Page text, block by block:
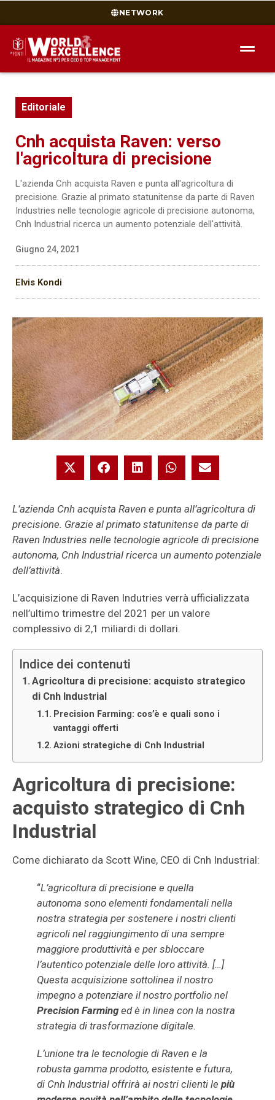
NETWORK
Editoriale
Cnh acquista Raven: verso
l'agricoltura di precisione
L'azienda Cnh acquista Raven e punta all'agricoltura di
precisione. Grazie al primato statunitense da parte di Raven
Industries nelle tecnologie agricole di precisione autonoma,
Cnh Industrial ricerca un aumento potenziale dell'attività.
Giugno 24, 2021
Elvis Kondi
L’azienda Cnh acquista Raven e punta all’agricoltura di
precisione. Grazie al primato statunitense da parte di
Raven Industries nelle tecnologie agricole di precisione
autonoma, Cnh Industrial ricerca un aumento potenziale
dell’attività.
L’acquisizione di Raven Indutries verrà ufficializzata
nell’ultimo trimestre del 2021 per un valore
complessivo di 2,1 miliardi di dollari.
Indice dei contenuti
Agricoltura di precisione: acquisto strategico
di Cnh Industrial
Precision Farming: cos’è e quali sono i
vantaggi offerti
Azioni strategiche di Cnh Industrial
Agricoltura di precisione:
acquisto strategico di Cnh
Industrial
Come dichiarato da Scott Wine, CEO di Cnh Industrial:
“L’agricoltura di precisione e quella
autonoma sono elementi fondamentali nella
nostra strategia per sostenere i nostri clienti
agricoli nel raggiungimento di una sempre
maggiore produttività e per sbloccare
l’autentico potenziale delle loro attività. […]
Questa acquisizione sottolinea il nostro
impegno a potenziare il nostro portfolio nel
Precision Farminged è in linea con la nostra
strategia di trasformazione digitale.
L’unione tra le tecnologie di Raven e la
robusta gamma prodotto, esistente e futura,
di Cnh Industrial offrirà ai nostri clienti le più